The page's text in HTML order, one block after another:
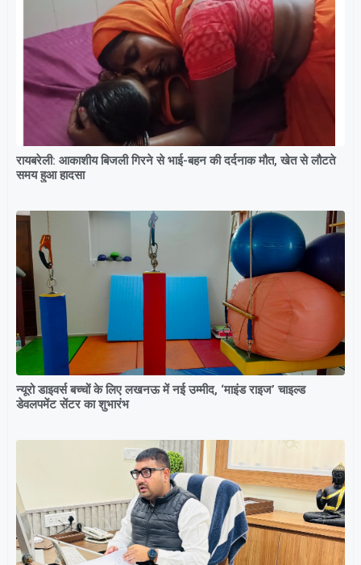
रायबरेली: आकाशीय बिजली गिरने से भाई-बहन की दर्दनाक मौत, खेत से लौटते
समय हुआ हादसा
न्यूरो डाइवर्स बच्चों के लिए लखनऊ में नई उम्मीद, ‘माइंड राइज’ चाइल्ड
डेवलपमेंट सेंटर का शुभारंभ